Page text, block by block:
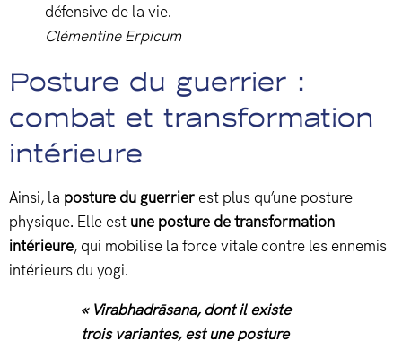
défensive de la vie.
Clémentine Erpicum
Posture du guerrier :
combat et transformation
intérieure
Ainsi, la posture du guerrier est plus qu’une posture
physique. Elle est une posture de transformation
intérieure, qui mobilise la force vitale contre les ennemis
intérieurs du yogi.
« Virabhadrāsana, dont il existe
trois variantes, est une posture